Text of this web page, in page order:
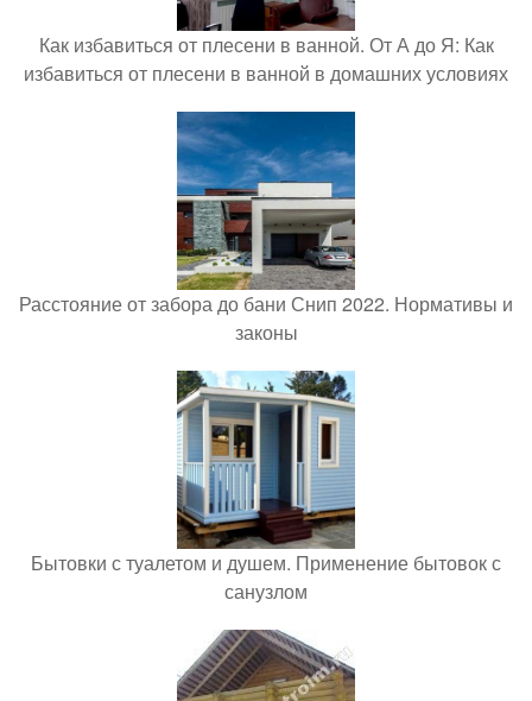
Как избавиться от плесени в ванной. От А до Я: Как
избавиться от плесени в ванной в домашних условиях
Расстояние от забора до бани Снип 2022. Нормативы и
законы
Бытовки с туалетом и душем. Применение бытовок с
санузлом